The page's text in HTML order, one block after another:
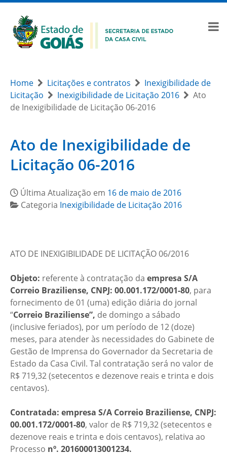
Home Licitações e contratos
Inexigibilidade de
Licitação
Inexigibilidade de Licitação 2016
Ato
de Inexigibilidade de Licitação 06-2016
Ato de Inexigibilidade de
Licitação 06-2016
Última Atualização em 16 de maio de 2016
Categoria Inexigibilidade de Licitação 2016
ATO DE INEXIGIBILIDADE DE LICITAÇÃO 06/2016
Objeto: referente à contratação da empresa S/A
Correio Braziliense, CNPJ: 00.001.172/0001-80, para
fornecimento de 01 (uma) edição diária do jornal
“Correio Braziliense”, de domingo a sábado
(inclusive feriados), por um período de 12 (doze)
meses, para atender às necessidades do Gabinete de
Gestão de Imprensa do Governador da Secretaria de
Estado da Casa Civil. Tal contratação será no valor de
R$ 719,32 (setecentos e dezenove reais e trinta e dois
centavos).
Contratada: empresa S/A Correio Braziliense, CNPJ:
00.001.172/0001-80, valor de R$ 719,32 (setecentos e
dezenove reais e trinta e dois centavos), relativa ao
Processo nº. 201600013001234.